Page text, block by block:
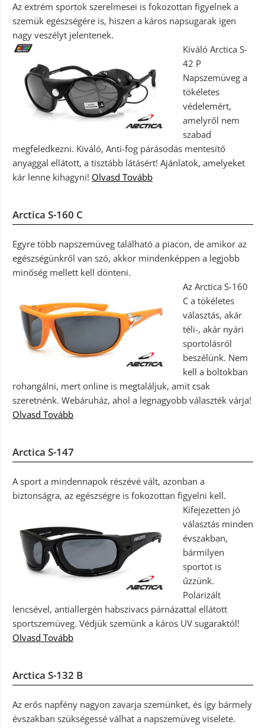
Az extrém sportok szerelmesei is fokozottan figyelnek a
szemük egészségére is, hiszen a káros napsugarak igen
nagy veszélyt jelentenek.
Kiváló Arctica S-
42 P
Napszemüveg a
tökéletes
védelemért,
amelyről nem
szabad
megfeledkezni. Kiváló, Anti-fog párásodás mentesítő
anyaggal ellátott, a tisztább látásért! Ajánlatok, amelyeket
kár lenne kihagyni! Olvasd Tovább
Arctica S-160 C
Egyre több napszemüveg található a piacon, de amikor az
egészségünkről van szó, akkor mindenképpen a legjobb
minőség mellett kell dönteni.
Az Arctica S-160
C a tökéletes
választás, akár
téli-, akár nyári
sportolásról
beszélünk. Nem
kell a boltokban
rohangálni, mert online is megtaláljuk, amit csak
szeretnénk. Webáruház, ahol a legnagyobb választék várja!
Olvasd Tovább
Arctica S-147
A sport a mindennapok részévé vált, azonban a
biztonságra, az egészségre is fokozottan figyelni kell.
Kifejezetten jó
választás minden
évszakban,
bármilyen
sportot is
űzzünk.
Polarizált
lencsével, antiallergén habszivacs párnázattal ellátott
sportszemüveg. Védjük szemünk a káros UV sugaraktól!
Olvasd Tovább
Arctica S-132 B
Az erős napfény nagyon zavarja szemünket, és így bármely
évszakban szükségessé válhat a napszemüveg viselete.